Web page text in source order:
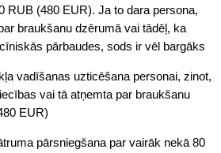
RUB (480 EUR). Ja to dara persona,
braukšanu dzērumā vai tādēļ, ka
pārbaudes, sods ir vēl bargāks
vadīšanas uzticēšana personai, zinot,
vai tā atņemta par braukšanu
EUR)
pārsniegšana par vairāk nekā 80